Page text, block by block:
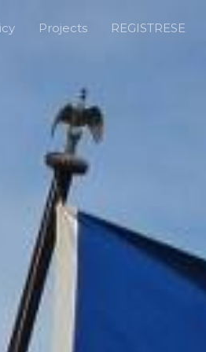
Projects REGISTRESE